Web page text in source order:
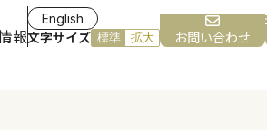
報
English
文字サイズ 標準 拡大 お問い合わせ